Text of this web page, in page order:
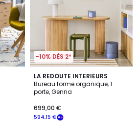
-10% DÈS 2*
LA REDOUTE INTERIEURS
Bureau forme organique, 1
porte, Genna
594,15 €
699,00 €
4,4
/ 5
2
Couleurs